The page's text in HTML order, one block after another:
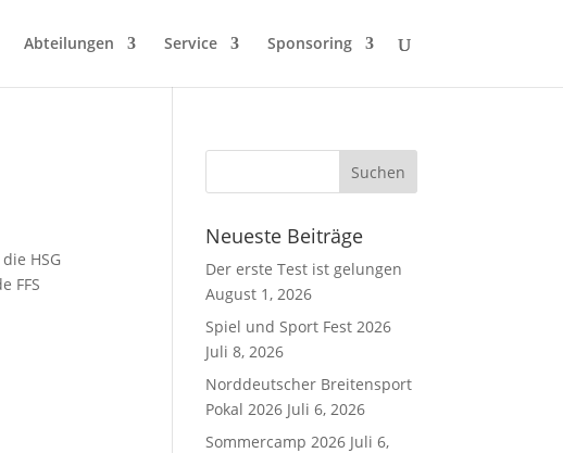
Abteilungen Service Sponsoring
HSG
FFS
Neueste Beiträge
Der erste Test ist gelungen
August 1, 2026
Spiel und Sport Fest 2026
Juli 8, 2026
Norddeutscher Breitensport
Pokal 2026 Juli 6, 2026
Sommercamp 2026 Juli 6,